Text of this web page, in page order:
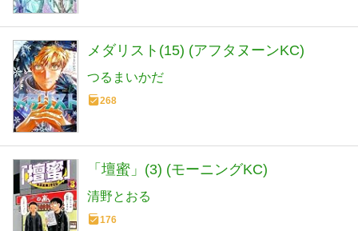
メダリスト(15) (アフタヌーンKC)
つるまいかだ
268
「壇蜜」(3) (モーニングKC)
清野とおる
176